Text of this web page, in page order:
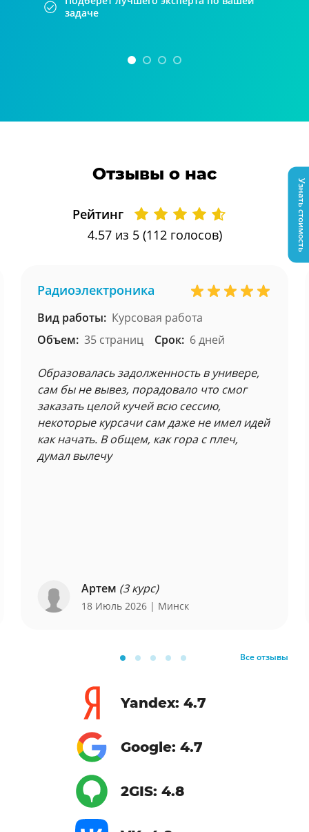
задаче
Отзывы о нас
Рейтинг
4.57из 5 (112 голосов)
Радиоэлектроника
Вид работы: Курсовая работа
Объем: 35 страниц Срок: 6 дней
Образовалась задолженность в универе,
сам бы не вывез, порадовало что смог
заказать целой кучей всю сессию,
некоторые курсачи сам даже не имел идей
как начать. В общем, как гора с плеч,
думал вылечу
Артем (3 курс)
18 Июль 2026 | Минск
Все отзывы
Yandex: 4.7
Google: 4.7
2GIS: 4.8
Узнать стоимость